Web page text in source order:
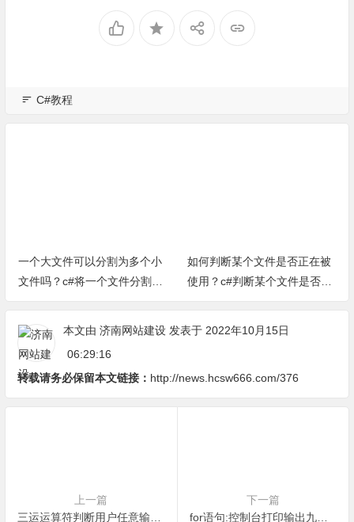
C#教程
一个大文件可以分割为多个小
文件吗？c#将一个文件分割为
多个小文件小方法
如何判断某个文件是否正在被
使用？c#判断某个文件是否被
占用方法（完整源代码）
本文由 济南网站建设发表于 2022年10月15日
06:29:16
转载请务必保留本文链接： http://news.hcsw666.com/376
上一篇
三运运算符判断用户任意输入两个整数的大小关系-c#编程小实例
下一篇
for语句:控制台打印输出九九乘法表-c#编程小实例